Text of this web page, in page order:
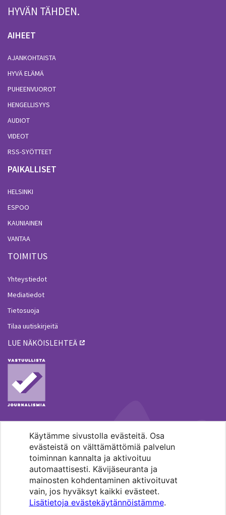
Käytämme sivustolla evästeitä. Osa
evästeistä on välttämättömiä palvelun
toiminnan kannalta ja aktivoituu
automaattisesti. Kävijäseuranta ja
mainosten kohdentaminen aktivoituvat
vain, jos hyväksyt kaikki evästeet.
Lisätietoja evästekäytännöistämme.
HYVÄN TÄHDEN.
AIHEET
AJANKOHTAISTA
HYVÄ ELÄMÄ
PUHEENVUOROT
HENGELLISYYS
AUDIOT
VIDEOT
RSS-SYÖTTEET
PAIKALLISET
HELSINKI
ESPOO
KAUNIAINEN
VANTAA
TOIMITUS
Yhteystiedot
Mediatiedot
Tietosuoja
Tilaa uutiskirjeitä
LUE NÄKÖISLEHTEÄ
MENOHAKU
Pääkaupunkiseudun evankelis-